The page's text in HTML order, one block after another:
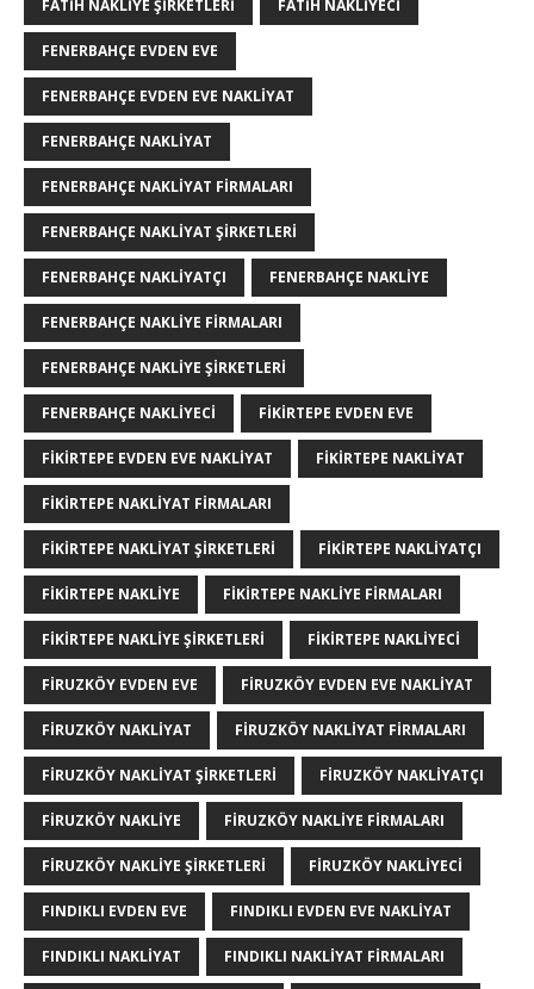
FATIH NAKLIYE ŞIRKETLERI FATIH NAKLIYECI
FENERBAHÇE EVDEN EVE
FENERBAHÇE EVDEN EVE NAKLIYAT
FENERBAHÇE NAKLIYAT
FENERBAHÇE NAKLIYAT FIRMALARI
FENERBAHÇE NAKLIYAT ŞIRKETLERI
FENERBAHÇE NAKLIYATÇI FENERBAHÇE NAKLIYE
FENERBAHÇE NAKLIYE FIRMALARI
FENERBAHÇE NAKLIYE ŞIRKETLERI
FENERBAHÇE NAKLIYECI FIKIRTEPE EVDEN EVE
FIKIRTEPE EVDEN EVE NAKLIYAT FIKIRTEPE NAKLIYAT
FIKIRTEPE NAKLIYAT FIRMALARI
FIKIRTEPE NAKLIYAT ŞIRKETLERI FIKIRTEPE NAKLIYATÇI
FIKIRTEPE NAKLIYE FIKIRTEPE NAKLIYE FIRMALARI
FIKIRTEPE NAKLIYE ŞIRKETLERI FIKIRTEPE NAKLIYECI
FIRUZKÖY EVDEN EVE FIRUZKÖY EVDEN EVE NAKLIYAT
FIRUZKÖY NAKLIYAT FIRUZKÖY NAKLIYAT FIRMALARI
FIRUZKÖY NAKLIYAT ŞIRKETLERI FIRUZKÖY NAKLIYATÇI
FIRUZKÖY NAKLIYE FIRUZKÖY NAKLIYE FIRMALARI
FIRUZKÖY NAKLIYE ŞIRKETLERI FIRUZKÖY NAKLIYECI
FINDIKLI EVDEN EVE FINDIKLI EVDEN EVE NAKLIYAT
FINDIKLI NAKLIYAT FINDIKLI NAKLIYAT FIRMALARI